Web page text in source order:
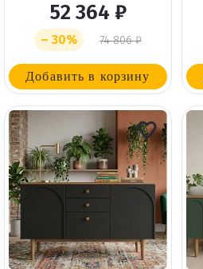
52 364 ₽
– 30% 74 806 ₽
Добавить в корзину